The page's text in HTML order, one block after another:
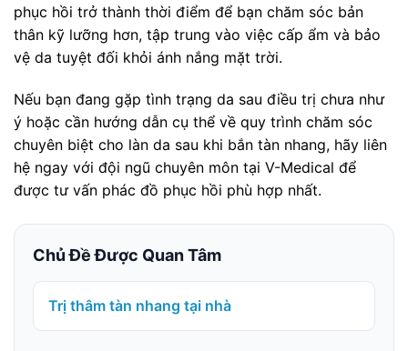
phục hồi trở thành thời điểm để bạn chăm sóc bản
thân kỹ lưỡng hơn, tập trung vào việc cấp ẩm và bảo
vệ da tuyệt đối khỏi ánh nắng mặt trời.
Nếu bạn đang gặp tình trạng da sau điều trị chưa như
ý hoặc cần hướng dẫn cụ thể về quy trình chăm sóc
chuyên biệt cho làn da sau khi bắn tàn nhang, hãy liên
hệ ngay với đội ngũ chuyên môn tại V-Medical để
được tư vấn phác đồ phục hồi phù hợp nhất.
Chủ Đề Được Quan Tâm
Trị thâm tàn nhang tại nhà